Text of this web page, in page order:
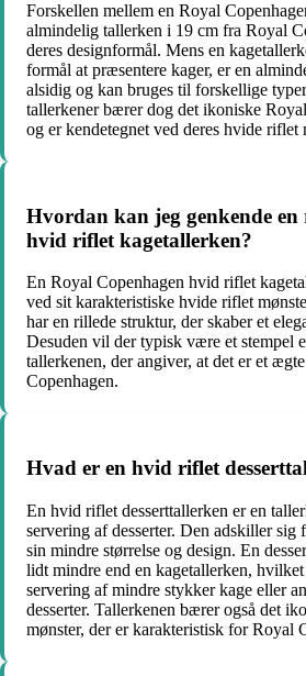
Forskellen mellem en Royal
almindelig tallerken i 19 cm fra Royal
deres designformål. Mens en
formål at præsentere kager, er en
alsidig og kan bruges til forskellige
tallerkener bærer dog det ikoniske
og er kendetegnet ved deres hvide riflet
Hvordan kan jeg genkende en
hvid riflet kagetallerken?
En Royal Copenhagen hvid riflet
ved sit karakteristiske hvide riflet
har en rillede struktur, der skaber et
Desuden vil der typisk være et stempel
tallerkenen, der angiver, at det er et
Copenhagen.
Hvad er en hvid riflet
En hvid riflet desserttallerken er en
servering af desserter. Den adskiller sig
sin mindre størrelse og design. En
lidt mindre end en kagetallerken,
servering af mindre stykker kage eller
desserter. Tallerkenen bærer også det
mønster, der er karakteristisk for Royal